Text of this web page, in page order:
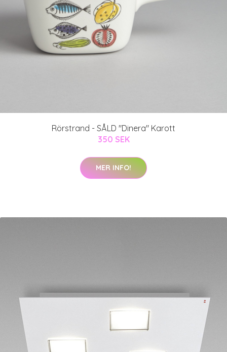
Rörstrand - SÅLD "Dinera" Karott
350 SEK
MER INFO!